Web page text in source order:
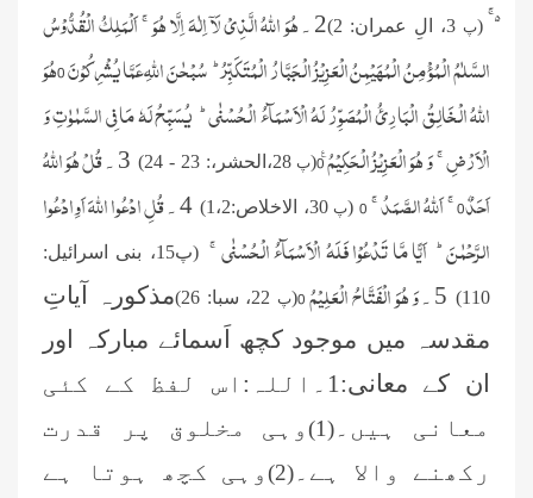
۬ۚ (پ3، الِ عمران: 2) 2۔
ہُوَ اللہُ الَّذِیۡ لَاۤ اِلٰہَ اِلَّا ہُوَ ۚاَلْمَلِکُ الْقُدُّوۡسُ
السَّلٰمُ الْمُؤْمِنُ الْمُہَیۡمِنُ الْعَزِیۡزُ الْجَبَّارُ الْمُتَکَبِّرُ ؕسُبْحٰنَ اللہِ عَمَّا یُشْرِکُوۡنَ 0ہُوَ
اللہُ الْخَالِقُ الْبَارِئُ الْمُصَوِّرُ لَہُ الْاَسْمَآءُ الْحُسْنٰی ؕ یُسَبِّحُ لَہٗ مَا فِی السَّمٰوٰتِ وَ
الْاَرْضِ ۚوَ ہُوَ الْعَزِیۡزُ الْحَکِیۡمُ 0٪ (پ28،الحشر،: 23 - 24)
قُلْ ہُوَ اللہُ
اَحَدٌ0 ۚاَللہُ الصَّمَدُ ۚ0
(پ30، الاخلاص:1،2) 4۔
قُلِ ادْعُوا اللہَ اَوِادْعُوا
الرَّحْمٰنَ ؕ اَیًّا مَّا تَدْعُوۡا فَلَہُ الۡاَسْمَآءُ الْحُسۡنٰی ۚ
(پ15، بنی اسرائیل:
110) 5۔ وَ ہُوَ الْفَتَّاحُ الْعَلِیۡمُ 0 (پ22، سبا: 26)
مذکورہ آیاتِ
مقدسہ میں موجود کچھ اَسمائے مبارکہ اور
ان کے معانی:1۔اللہ:اس لفظ کے کئی
معانی ہیں۔(1)
وہی مخلوق پر قدرت
رکھنے والا ہے۔(2)
وہی کچھ ہوتا ہے